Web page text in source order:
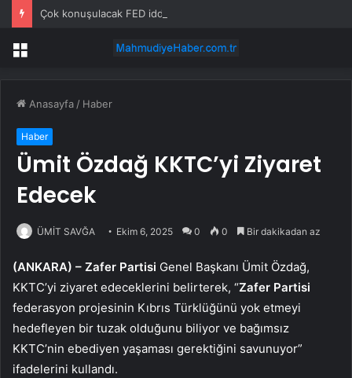
Menü
Anasayfa / Haber
Haber
Ümit Özdağ KKTC’yi Ziyaret
Edecek
ÜMİT SAVĞA Ekim 6, 2025 0 0 Bir dakikadan az
(ANKARA) – Zafer Partisi Genel Başkanı Ümit Özdağ,
KKTC’yi ziyaret edeceklerini belirterek, “Zafer Partisi
federasyon projesinin Kıbrıs Türklüğünü yok etmeyi
hedefleyen bir tuzak olduğunu biliyor ve bağımsız
KKTC’nin ebediyen yaşaması gerektiğini savunuyor”
ifadelerini kullandı.